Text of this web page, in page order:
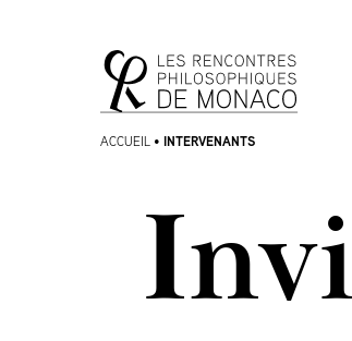
contenu
ACCUEIL • INTERVENANTS